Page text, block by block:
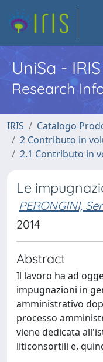
UniSa -
Research
IRIS
Catalogo
2 Contributo in
2.1 Contributo in
Le
PERONGINI,
2014
Abstract
Il lavoro ha ad
impugnazioni in
amministrativo
processo
viene dedicata
liticonsortili e,